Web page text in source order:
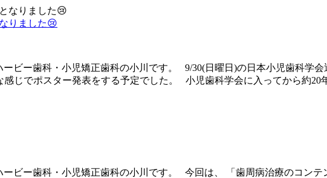
りました😢
ービー歯科・小児矯正歯科の小川です。 9/30(日曜日)の日本小児歯科学
感じでポスター発表をする予定でした。 小児歯科学会に入ってから約
ービー歯科・小児矯正歯科の小川です。 今回は、 「歯周病治療のコン